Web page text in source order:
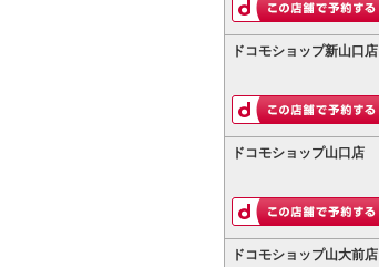
ドコモショップ新山口店
ドコモショップ山口店
ドコモショップ山大前店